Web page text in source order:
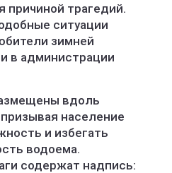
причиной трагедий.
ситуации
зимней
в администрации
вдоль
население
и избегать
водоема.
содержат надпись: